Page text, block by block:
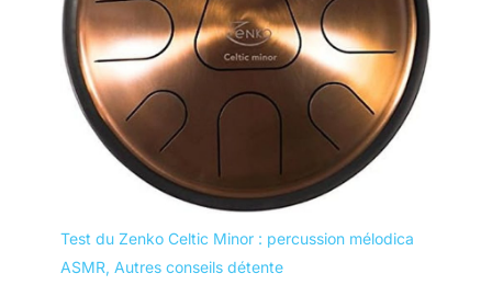
Test du Zenko Celtic Minor : percussion mélodica
ASMR, Autres conseils détente